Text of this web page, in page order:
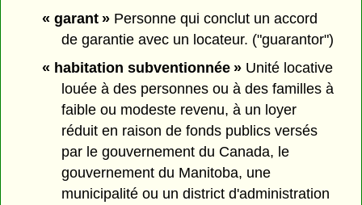
« garant »Personne qui conclut un accord
de garantie avec un locateur. ("guarantor")
« habitation subventionnée »Unité locative
louée à des personnes ou à des familles à
faible ou modeste revenu, à un loyer
réduit en raison de fonds publics versés
par le gouvernement du Canada, le
gouvernement du Manitoba, une
municipalité ou un district d'administration